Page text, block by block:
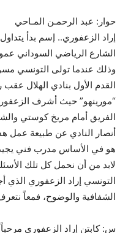
حوار: عبد الرحمـن المـاحي
إراد الزعفوري.. إسم بدأ
الشارع الرياضي السوداني
وذلك عندما تولى التونسي
القدم الأول بنادي الهلال
“مورينهو” حيث أشرف
الفريق أمام مريخ كوستي
أنصار النادي عن طبيعة عمل
هو في الأساس مدرب فني يجيد
لابد من أن نحمل كل تلك
التونسي إراد الزعفوري الذي
الشفافية والوضوح، فمعاً
س: كابتن إراد الزعفوري